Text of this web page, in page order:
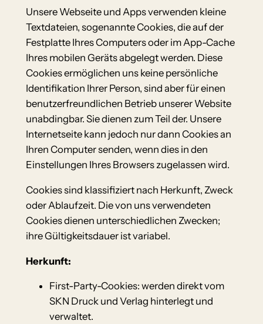
Unsere Webseite und Apps verwenden kleine
Textdateien, sogenannte Cookies, die auf der
Festplatte Ihres Computers oder im App-Cache
Ihres mobilen Geräts abgelegt werden. Diese
Cookies ermöglichen uns keine persönliche
Identifikation Ihrer Person, sind aber für einen
benutzerfreundlichen Betrieb unserer Website
unabdingbar. Sie dienen zum Teil der. Unsere
Internetseite kann jedoch nur dann Cookies an
Ihren Computer senden, wenn dies in den
Einstellungen Ihres Browsers zugelassen wird.
Cookies sind klassifiziert nach Herkunft, Zweck
oder Ablaufzeit. Die von uns verwendeten
Cookies dienen unterschiedlichen Zwecken;
ihre Gültigkeitsdauer ist variabel.
Herkunft:
First-Party-Cookies: werden direkt vom
SKN Druck und Verlag hinterlegt und
verwaltet.